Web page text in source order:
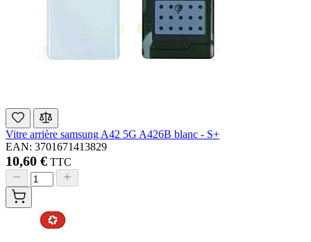
Vitre arrière samsung A42 5G A426B blanc - S+
EAN: 3701671413829
10,60 € TTC